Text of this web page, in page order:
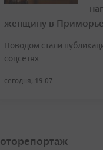
женщину в Приморье
Поводом стали
соцсетях
сегодня, 19:07